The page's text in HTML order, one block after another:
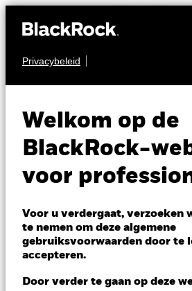
Privacybeleid
Welkom op de
BlackRock-
voor
Voor u verdergaat, verzoeken
te nemen om deze algemene
gebruiksvoorwaarden door te
accepteren.
Door verder te gaan op deze
AANDELEN
Economy
NAV per 05/aug/2026
USD 10,75